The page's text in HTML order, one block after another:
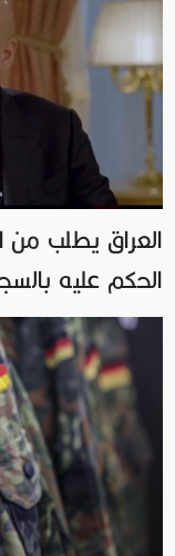
العراق يطلب من
الحكم عليه بالسجن 10